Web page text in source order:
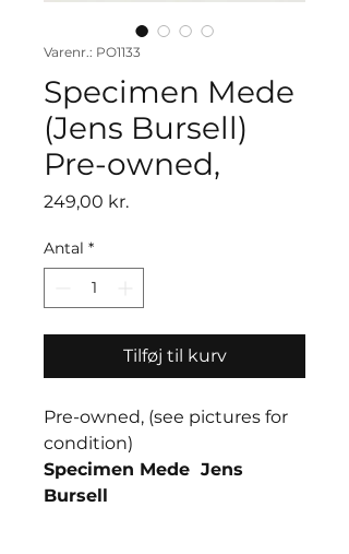
Varenr.: PO1133
Specimen Mede
(Jens Bursell)
Pre-owned,
249,00 kr.Pris
Antal *
Tilføj til kurv
Pre-owned, (see pictures for
condition)
Specimen Mede Jens
Bursell